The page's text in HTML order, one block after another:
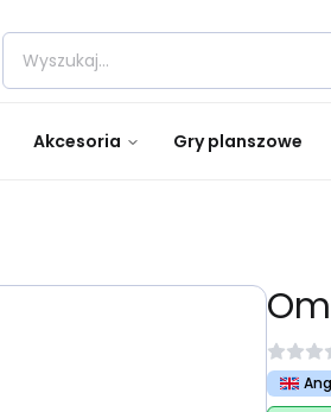
Akcesoria Gry planszowe